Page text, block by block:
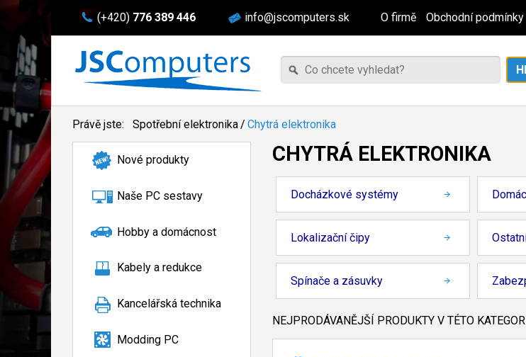
(+420) 776 389 446 info@jscomputers.sk O firmě Obchodní podmínky
Právě jste: Spotřební elektronika/ Chytrá elektronika
Nové produkty
Naše PC sestavy
Hobby a domácnost
Kabely a redukce
Kancelářská technika
Modding PC
CHYTRÁ ELEKTRONIKA
Docházkové systémy
Lokalizační čipy
Spínače a zásuvky
NEJPRODÁVANĚJŠÍ PRODUKTY V TÉTO